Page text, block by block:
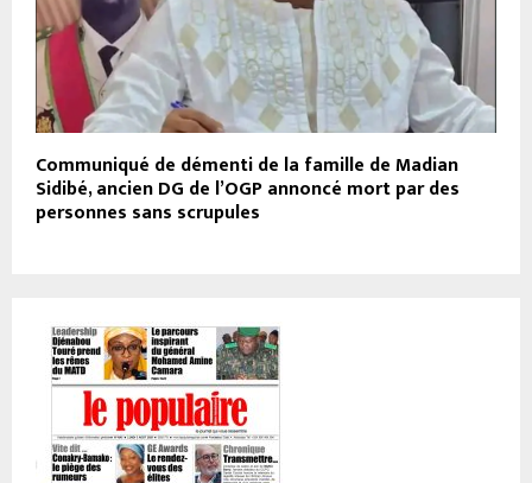
Communiqué de démenti de la famille de Madian
Sidibé, ancien DG de l’OGP annoncé mort par des
personnes sans scrupules